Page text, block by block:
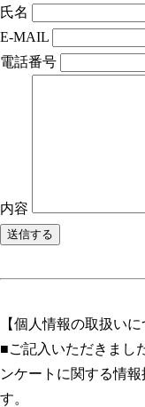
氏名
E-MAIL
電話番号
内容
【個人情報の取扱いに
■ご記入いただきまし
ンケートに関する情
す。